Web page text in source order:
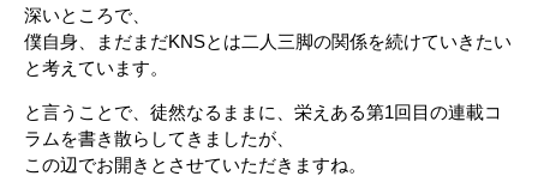
深いところで、
僕自身、まだまだKNSとは二人三脚の関係を続けていきたい
と考えています。
と言うことで、徒然なるままに、栄えある第1回目の連載コ
ラムを書き散らしてきましたが、
この辺でお開きとさせていただきますね。